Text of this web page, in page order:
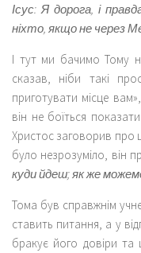
Ісус: Я дорога, і
ніхто, якщо не через
І тут ми бачимо Тому
сказав, ніби такі
приготувати місце
він не боїться
Христос заговорив про
було незрозуміло, він
куди йдеш; як же
Тома був справжнім
ставить питання, а у
бракує його довіри та